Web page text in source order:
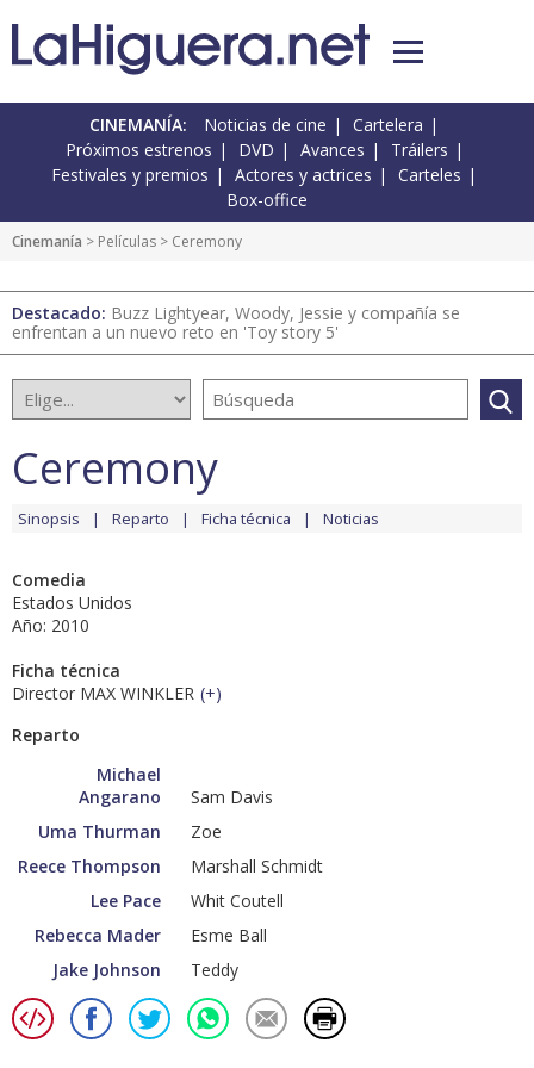
CINEMANÍA: Noticias de cine
Cartelera
Próximos estrenos
DVD Avances
Tráilers
Festivales y premios
Actores y actrices
Carteles
Box-office
Cinemanía > Películas > Ceremony
Destacado: Buzz Lightyear, Woody, Jessie y compañía se
enfrentan a un nuevo reto en 'Toy story 5'
Ceremony
Sinopsis Reparto Ficha técnica Noticias
Comedia
Estados Unidos
Año: 2010
Ficha técnica
Director MAX WINKLER (+)
Reparto
Michael
Angarano
Sam Davis
Uma Thurman
Zoe
Reece Thompson
Marshall Schmidt
Lee Pace
Whit Coutell
Rebecca Mader
Esme Ball
Jake Johnson
Teddy